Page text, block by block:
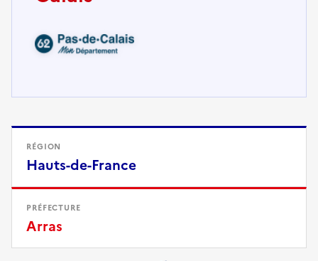
RÉGION
Hauts-de-France
PRÉFECTURE
Arras